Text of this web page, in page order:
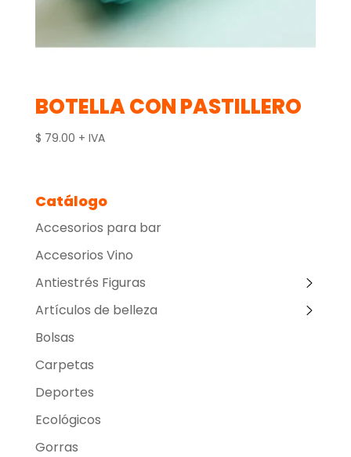
BOTELLA CON PASTILLERO
$ 79.00 + IVA
Catálogo
Accesorios para bar
Accesorios Vino
Antiestrés Figuras
Artículos de belleza
Bolsas
Carpetas
Deportes
Ecológicos
Gorras